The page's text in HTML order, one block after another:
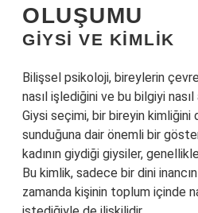
OLUŞUMU
GIYSI VE KIMLIK
Bilişsel psikoloji, bireylerin
nasıl işlediğini ve bu bilgiyi nasıl
Giysi seçimi, bir bireyin kimliğini
sunduğuna dair önemli bir
kadının giydiği giysiler,
Bu kimlik, sadece bir dini
zamanda kişinin toplum içinde